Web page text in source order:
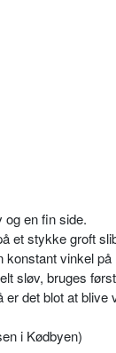
og en fin side.
et stykke groft
vinkel
sløv, bruges
det blot at blive
i Kødbyen)